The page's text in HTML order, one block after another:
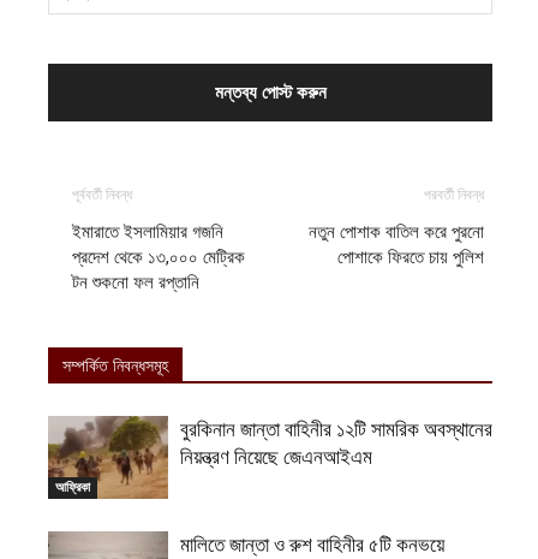
পূর্ববর্তী নিবন্ধ
ইমারাতে ইসলামিয়ার গজনি
প্রদেশ থেকে ১৩,০০০ মেট্রিক
টন শুকনো ফল রপ্তানি
পরবর্তী নিবন্ধ
নতুন পোশাক বাতিল করে পুরনো
পোশাকে ফিরতে চায় পুলিশ
সম্পর্কিত নিবন্ধসমূহ
আফ্রিকা
বুরকিনান জান্তা বাহিনীর ১২টি সামরিক অবস্থানের
নিয়ন্ত্রণ নিয়েছে জেএনআইএম
মালিতে জান্তা ও রুশ বাহিনীর ৫টি কনভয়ে